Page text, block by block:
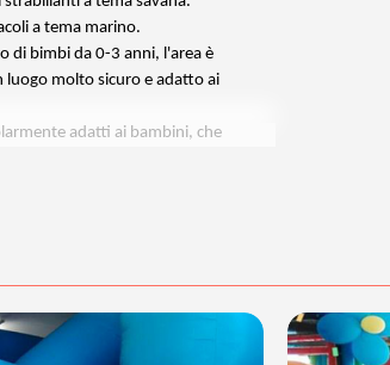
a tema marino.
di bimbi da 0-3 anni, l'area è
luogo molto sicuro e adatto ai
adatti ai bambini, che
verticale o diagonale delle
è sono dotati di fasciatoio
tavoli e sedie
e snack.